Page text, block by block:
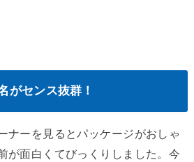
がセンス抜群！
ナーを見るとパッケージがおしゃ
が面白くてびっくりしました。今